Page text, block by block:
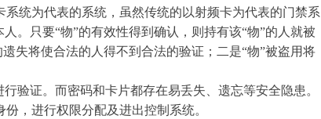
统为代表的系统，虽然传统的以射频卡为代表的门禁系
。只要“物”的有效性得到确认，则持有该“物”的人就被
失将使合法的人得不到合法的验证；二是“物”被盗用将
证。而密码和卡片都存在易丢失、遗忘等安全隐患。
，进行权限分配及进出控制系统。